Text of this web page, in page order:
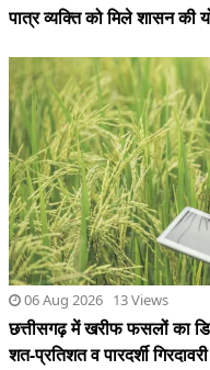
06 Aug 2026 13 Views
छत्तीसगढ़ में खरीफ फसलों का
शत-प्रतिशत व पारदर्शी